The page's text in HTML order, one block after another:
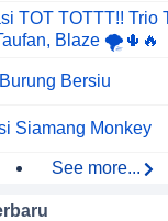
TOT TOTTT!! Trio
Blaze 🌪️🌵🔥
Bersiu
Siamang Monkey
See more...